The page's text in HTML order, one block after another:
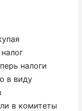
налоги
в виду
в комитеты